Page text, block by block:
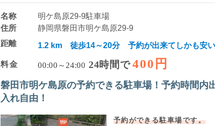
名称
明ケ島原29-9駐車場
住所
静岡県磐田市明ケ島原29-9
距離
1.2 km 徒歩14～20分 予約が出来てしかも安い
料金 00:00～24:00 24時間で 400円
磐田市明ケ島原の予約できる駐車場！予約時間内
入れ自由！
予約ができる駐車場です。